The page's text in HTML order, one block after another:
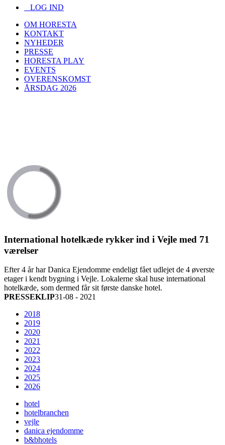
LOG IND
OM HORESTA
KONTAKT
NYHEDER
PRESSE
HORESTA PLAY
EVENTS
OVERENSKOMST
ÅRSDAG 2026
International hotelkæde rykker ind i Vejle med 71
værelser
Efter 4 år har Danica Ejendomme endeligt fået udlejet de 4 øverste
etager i kendt bygning i Vejle. Lokalerne skal huse international
hotelkæde, som dermed får sit første danske hotel.
PRESSEKLIP31-08 - 2021
2018
2019
2020
2021
2022
2023
2024
2025
2026
hotel
hotelbranchen
vejle
danica ejendomme
b&bhotels